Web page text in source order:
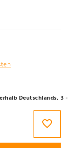
Deutschlands, 3